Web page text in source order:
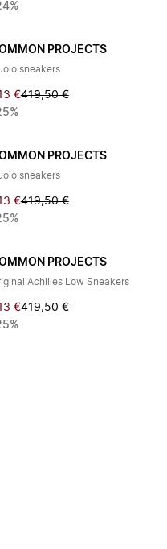
PROJECTS
sneakers
€419,50 €
PROJECTS
sneakers
€419,50 €
PROJECTS
Achilles Low Sneakers
€419,50 €